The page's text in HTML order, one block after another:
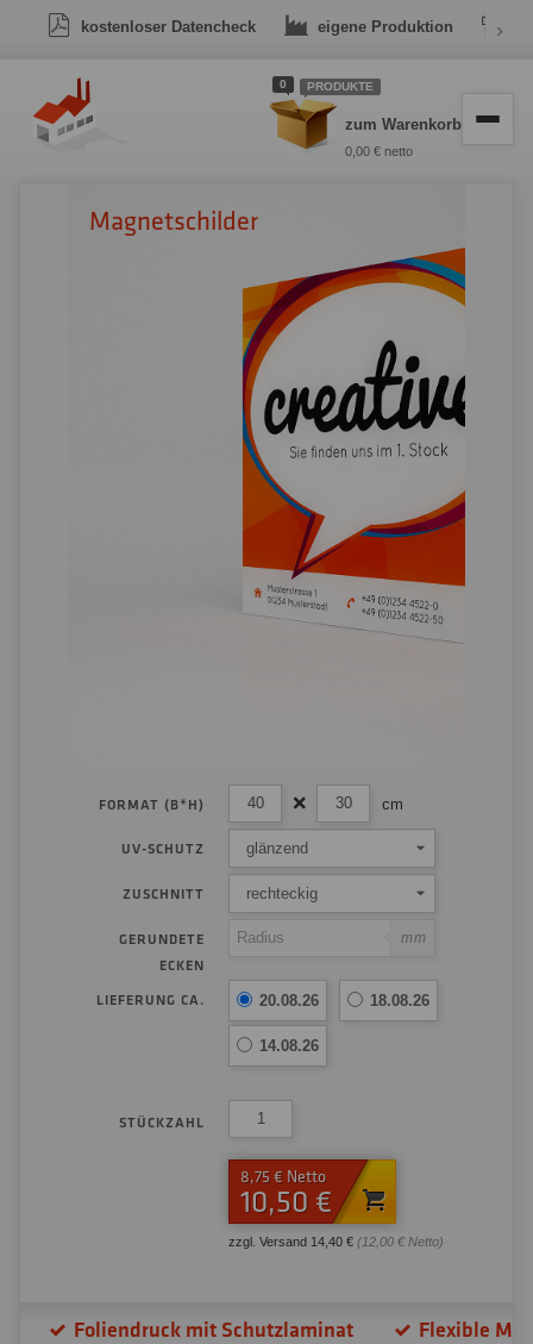
kostenloser Datencheck eigene Produktion ›
0 PRODUKTE
zum Warenkorb
0,00 € netto
Magnetschilder
FORMAT (B*H) cm
UV-SCHUTZ glänzend
ZUSCHNITT rechteckig
GERUNDETE
ECKEN
mm
LIEFERUNG CA. 20.08.26 18.08.26
14.08.26
STÜCKZAHL
8,75 € Netto
10,50 €
zzgl. Versand 14,40 € (12,00 € Netto)
Foliendruck mit Schutzlaminat Flexible